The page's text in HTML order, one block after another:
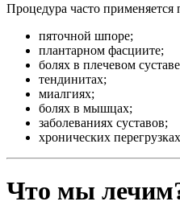
Процедура часто применяется
пяточной шпоре;
плантарном фасциите;
болях в плечевом
тендинитах;
миалгиях;
болях в мышцах;
заболеваниях суставов;
хронических
Что мы